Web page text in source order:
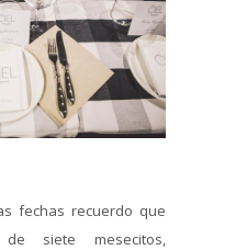
fechas recuerdo que
siete mesecitos,